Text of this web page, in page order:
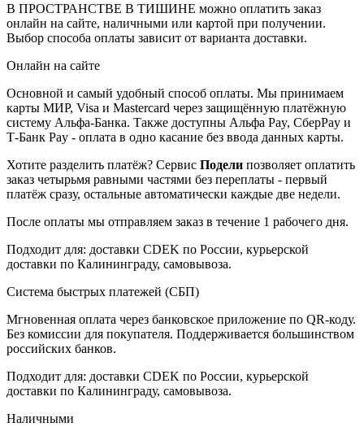
В ПРОСТРАНСТВЕ В ТИШИНЕ можно оплатить заказ
онлайн на сайте, наличными или картой при получении.
Выбор способа оплаты зависит от варианта доставки.
Онлайн на сайте
Основной и самый удобный способ оплаты. Мы принимаем
карты МИР, Visa и Mastercard через защищённую платёжную
систему Альфа-Банка. Также доступны Альфа Pay, СберPay и
Т-Банк Pay - оплата в одно касание без ввода данных карты.
Хотите разделить платёж? Сервис Подели позволяет оплатить
заказ четырьмя равными частями без переплаты - первый
платёж сразу, остальные автоматически каждые две недели.
После оплаты мы отправляем заказ в течение 1 рабочего дня.
Подходит для: доставки CDEK по России, курьерской
доставки по Калининграду, самовывоза.
Система быстрых платежей (СБП)
Мгновенная оплата через банковское приложение по QR-коду.
Без комиссии для покупателя. Поддерживается большинством
российских банков.
Подходит для: доставки CDEK по России, курьерской
доставки по Калининграду, самовывоза.
Наличными